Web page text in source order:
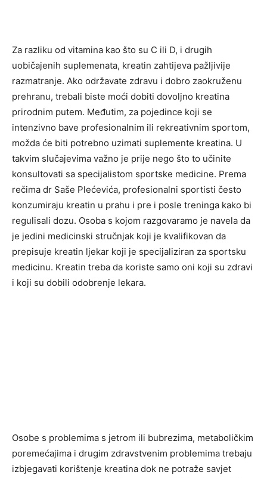
Za razliku od vitamina kao što su C ili D, i drugih
uobičajenih suplemenata, kreatin zahtijeva pažljivije
razmatranje. Ako održavate zdravu i dobro zaokruženu
prehranu, trebali biste moći dobiti dovoljno kreatina
prirodnim putem. Međutim, za pojedince koji se
intenzivno bave profesionalnim ili rekreativnim sportom,
možda će biti potrebno uzimati suplemente kreatina. U
takvim slučajevima važno je prije nego što to učinite
konsultovati sa specijalistom sportske medicine. Prema
rečima dr Saše Plećevića, profesionalni sportisti često
konzumiraju kreatin u prahu i pre i posle treninga kako bi
regulisali dozu. Osoba s kojom razgovaramo je navela da
je jedini medicinski stručnjak koji je kvalifikovan da
prepisuje kreatin ljekar koji je specijaliziran za sportsku
medicinu. Kreatin treba da koriste samo oni koji su zdravi
i koji su dobili odobrenje lekara.
Osobe s problemima s jetrom ili bubrezima, metaboličkim
poremećajima i drugim zdravstvenim problemima trebaju
izbjegavati korištenje kreatina dok ne potraže savjet